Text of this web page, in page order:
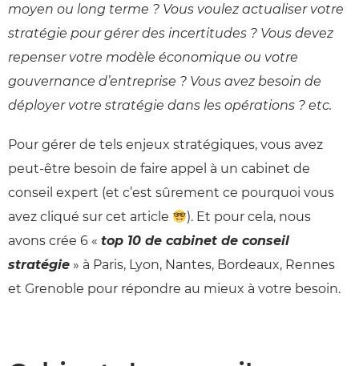
moyen ou long terme ? Vous voulez actualiser votre
stratégie pour gérer des incertitudes ? Vous devez
repenser votre modèle économique ou votre
gouvernance d’entreprise ? Vous avez besoin de
déployer votre stratégie dans les opérations ? etc.
Pour gérer de tels enjeux stratégiques, vous avez
peut-être besoin de faire appel à un cabinet de
conseil expert (et c’est sûrement ce pourquoi vous
avez cliqué sur cet article
). Et pour cela, nous
avons crée 6 « top 10 de cabinet de conseil
stratégie » à Paris, Lyon, Nantes, Bordeaux, Rennes
et Grenoble pour répondre au mieux à votre besoin.